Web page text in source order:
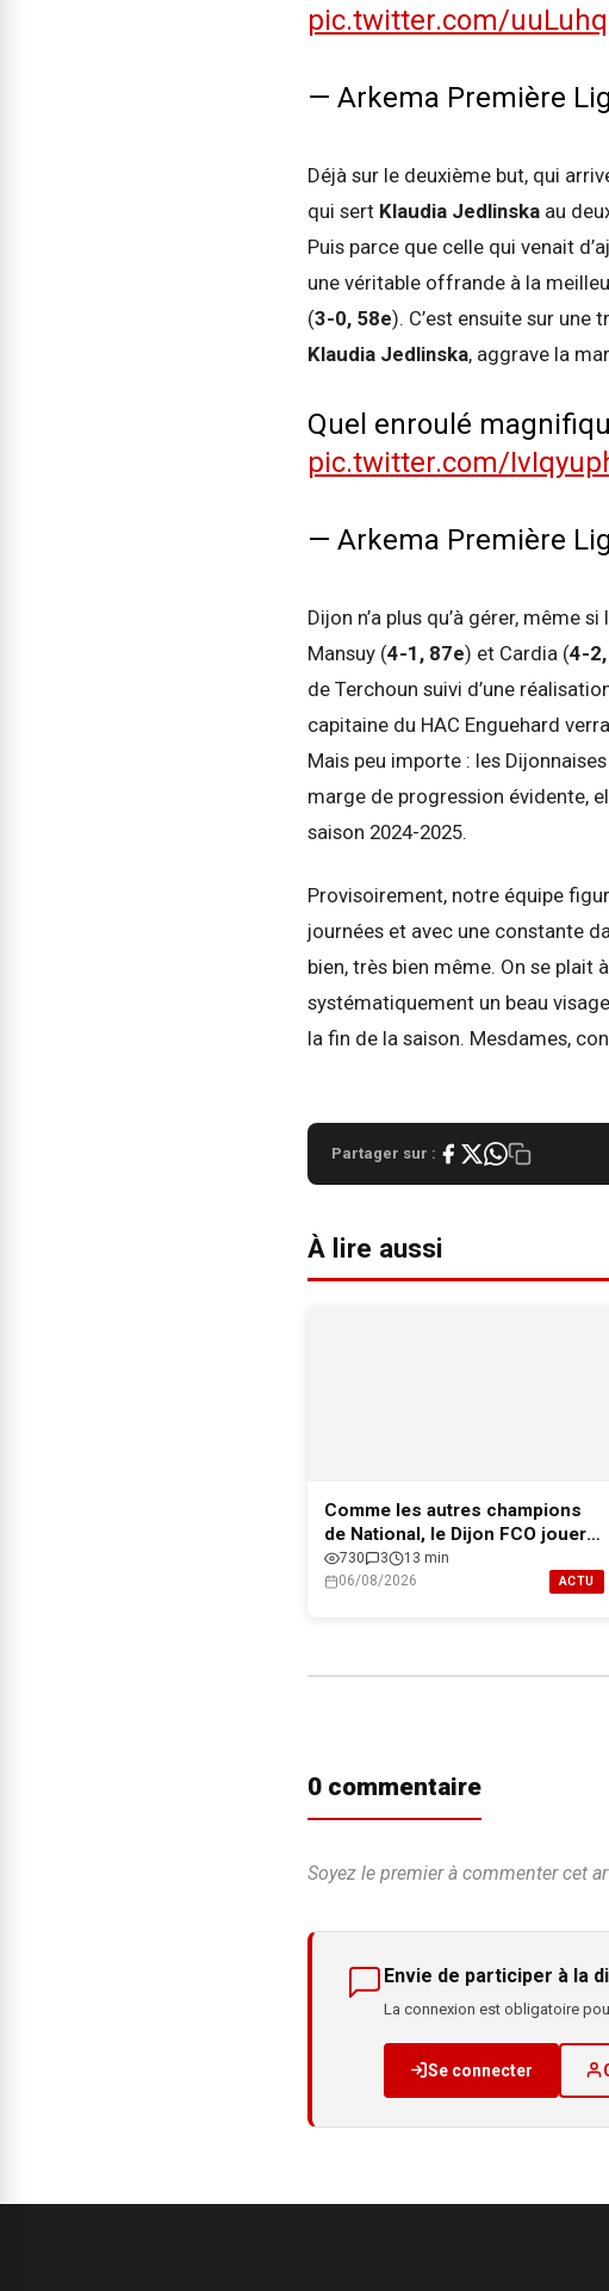
pic.twitter.com/
— Arkema Première
Déjà sur le deuxième but, qui
qui sert Klaudia Jedlinska au
Puis parce que celle qui venait
une véritable offrande à la
(3-0, 58e). C’est ensuite sur une
Klaudia Jedlinska, aggrave la
Quel enroulé
pic.twitter.com/
— Arkema Première
Dijon n’a plus qu’à gérer, même
Mansuy (4-1, 87e) et Cardia (4-
de Terchoun suivi d’une
capitaine du HAC Enguehard
Mais peu importe : les
marge de progression évidente,
saison 2024-2025.
Provisoirement, notre équipe
journées et avec une constante
bien, très bien même. On se
systématiquement un beau
la fin de la saison. Mesdames,
Partager sur :
À lire aussi
Comme les autres champions
de National, le Dijon FCO jouera
le maintien en Ligue 2
730 3
13 min
06/08/2026
ACTU
0 commentaire
Soyez le premier à commenter cet
Envie de participer à la
La connexion est obligatoire
Se connecter